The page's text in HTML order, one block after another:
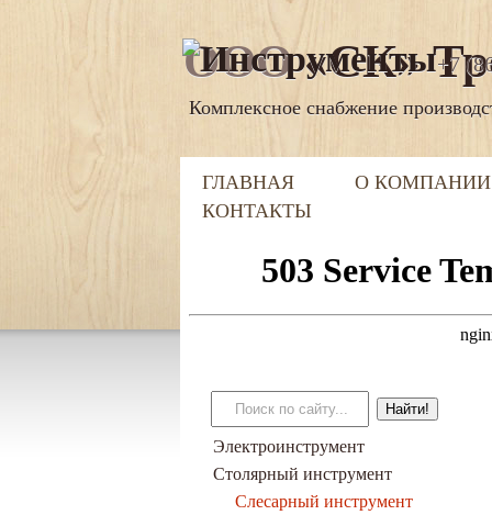
ООО«СК»
Комплексное снабжение
+7
ГЛАВНАЯ
О КОМПАНИИ
КОНТАКТЫ
Электроинструмент
Столярный инструмент
Слесарный инструмент